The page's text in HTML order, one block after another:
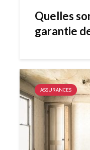
Quelles
garantie
ASSURANCES